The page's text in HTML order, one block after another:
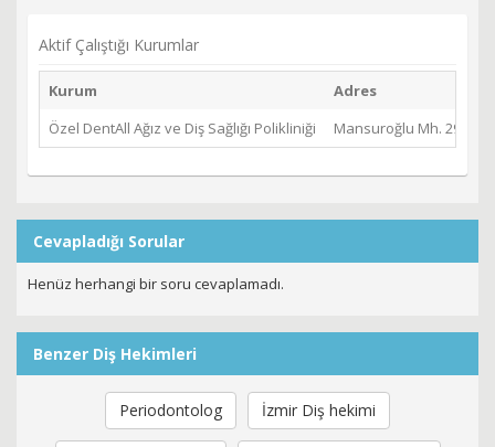
Aktif Çalıştığı Kurumlar
Kurum
Adres
Özel DentAll Ağız ve Diş Sağlığı Polikliniği
Mansuroğlu Mh. 295
Cevapladığı Sorular
Henüz herhangi bir soru cevaplamadı.
Benzer Diş Hekimleri
Periodontolog İzmir Diş hekimi